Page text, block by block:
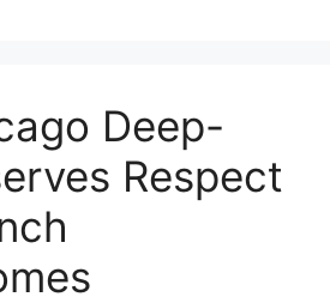
Deep-
Respect